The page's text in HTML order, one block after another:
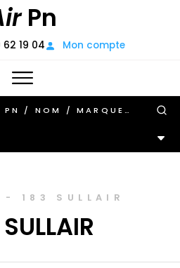
Pn
19 04 Mon compte
- 183 SULLAIR